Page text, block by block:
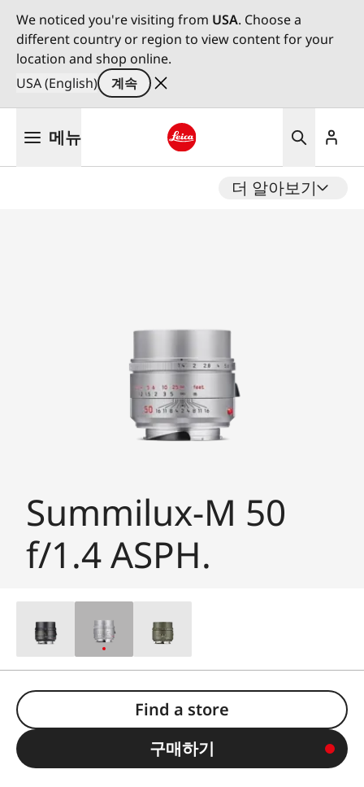
We noticed you're visiting from USA. Choose a
different country or region to view content for your
location and shop online.
USA (English)
계속
메뉴
더 알아보기
Summilux-M 50
f/1.4 ASPH.
Find a store
구매하기